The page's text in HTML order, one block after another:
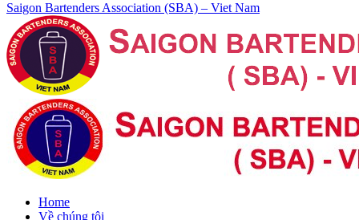
Saigon Bartenders Association (SBA) – Viet Nam
Home
Về chúng tôi